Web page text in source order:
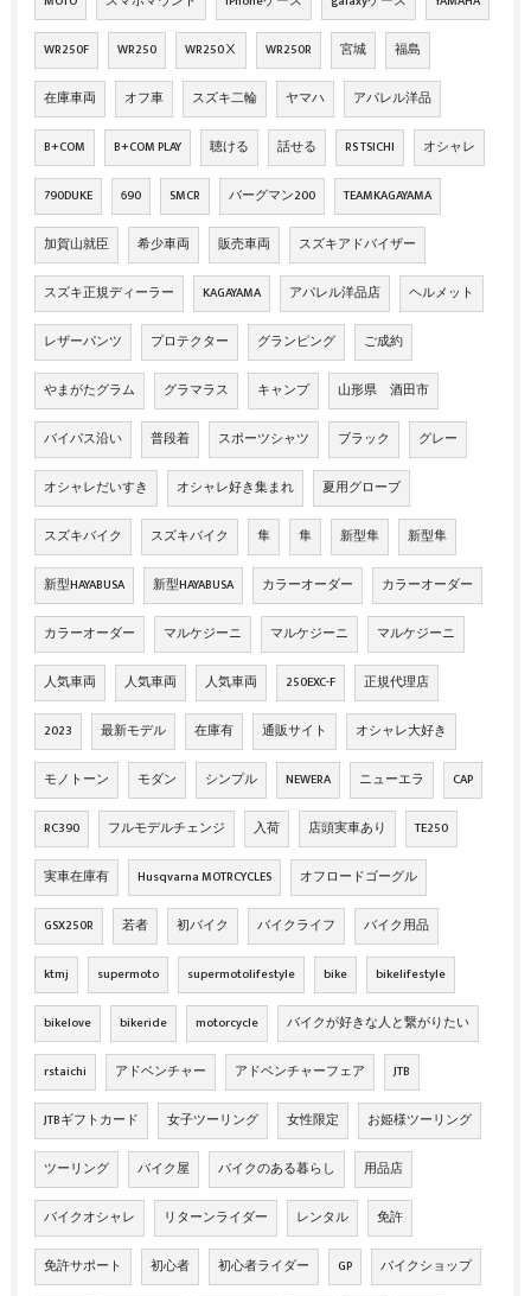
WR250F WR250 WR250Ⅹ WR250R 宮城 福島
在庫車両 オフ車 スズキ二輪 ヤマハ アパレル洋品
B+COM B+COM PLAY 聴ける 話せる RS TSICHI オシャレ
790DUKE 690 SMCR バーグマン200 TEAMKAGAYAMA
加賀山就臣 希少車両 販売車両 スズキアドバイザー
スズキ正規ディーラー KAGAYAMA アパレル洋品店 ヘルメット
レザーパンツ プロテクター グランピング ご成約
やまがたグラム グラマラス キャンプ 山形県 酒田市
バイパス沿い 普段着 スポーツシャツ ブラック グレー
オシャレだいすき オシャレ好き集まれ 夏用グローブ
スズキバイク スズキバイク 隼 隼 新型隼 新型隼
新型HAYABUSA 新型HAYABUSA カラーオーダー カラーオーダー
カラーオーダー マルケジーニ マルケジーニ マルケジーニ
人気車両 人気車両 人気車両 250EXC-F 正規代理店
2023 最新モデル 在庫有 通販サイト オシャレ大好き
モノトーン モダン シンプル NEWERA ニューエラ CAP
RC390 フルモデルチェンジ 入荷 店頭実車あり TE250
実車在庫有 Husqvarna MOTRCYCLES オフロードゴーグル
GSX250R 若者 初バイク バイクライフ バイク用品
ktmj supermoto supermotolifestyle bike bikelifestyle
bikelove bikeride motorcycle バイクが好きな人と繋がりたい
rstaichi アドベンチャー アドベンチャーフェア JTB
JTBギフトカード 女子ツーリング 女性限定 お姫様ツーリング
ツーリング バイク屋 バイクのある暮らし 用品店
バイクオシャレ リターンライダー レンタル 免許
免許サポート 初心者 初心者ライダー GP バイクショップ